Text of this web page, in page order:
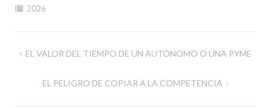
2026
Navegación
entradas
EL VALOR DEL TIEMPO DE UN AUTÓNOMO O UNA PYME
EL PELIGRO DE COPIAR A LA COMPETENCIA